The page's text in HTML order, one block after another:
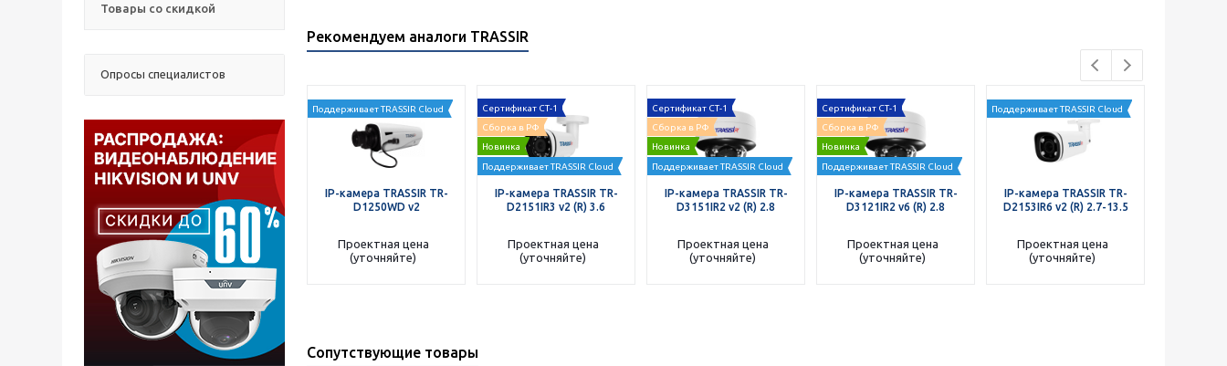
Товары со скидкой
Опросы специалистов
Рекомендуем аналоги TRASSIR
Поддерживает TRASSIR Cloud
IP-камера TRASSIR TR-
D1250WD v2
Проектная цена
(уточняйте)
Сертификат СТ-1
Сборка в РФ
Новинка
Поддерживает TRASSIR Cloud
IP-камера TRASSIR TR-
D2151IR3 v2 (R) 3.6
Проектная цена
(уточняйте)
Сертификат СТ-1
Сборка в РФ
Новинка
Поддерживает TRASSIR Cloud
IP-камера TRASSIR TR-
D3151IR2 v2 (R) 2.8
Проектная цена
(уточняйте)
Сертификат СТ-1
Сборка в РФ
Новинка
Поддерживает TRASSIR Cloud
IP-камера TRASSIR TR-
D3121IR2 v6 (R) 2.8
Проектная цена
(уточняйте)
Поддерживает TRASSIR Cloud
IP-камера TRASSIR TR-
D2153IR6 v2 (R) 2.7-13.5
Проектная цена
(уточняйте)
Сопутствующие товары